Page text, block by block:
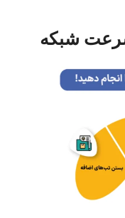
شبکه